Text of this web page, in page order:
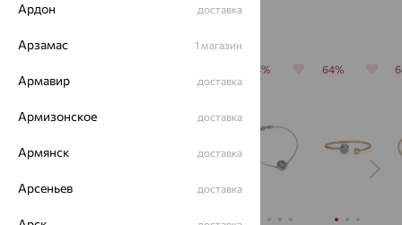
Похожие изделия
64% 64%
Ардон доставка
Арзамас 1 магазин
Армавир доставка
Армизонское доставка
Армянск доставка
Арсеньев доставка